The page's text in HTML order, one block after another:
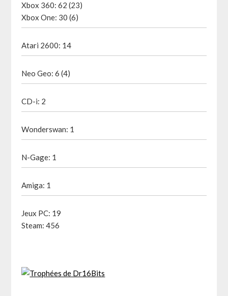
Xbox 360: 62 (23)
Xbox One: 30 (6)
Atari 2600: 14
Neo Geo: 6 (4)
CD-i: 2
Wonderswan: 1
N-Gage: 1
Amiga: 1
Jeux PC: 19
Steam: 456